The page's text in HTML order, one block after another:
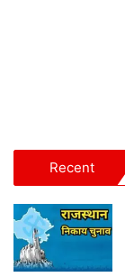
Recent